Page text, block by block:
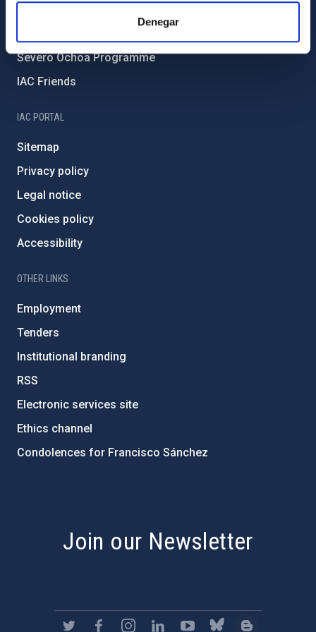
Denegar
Severo Ochoa Programme
IAC Friends
IAC PORTAL
Sitemap
Privacy policy
Legal notice
Cookies policy
Accessibility
OTHER LINKS
Employment
Tenders
Institutional branding
RSS
Electronic services site
Ethics channel
Condolences for Francisco Sánchez
Join our Newsletter